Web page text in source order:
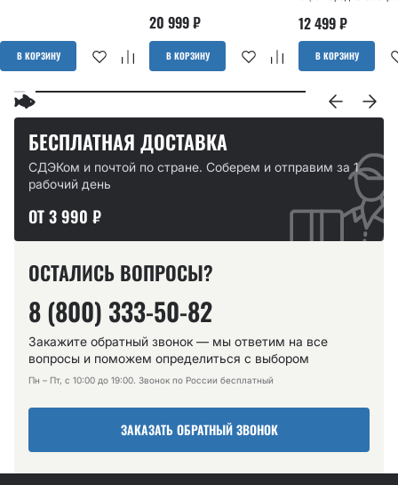
В КОРЗИНУ
20 999₽
В КОРЗИНУ
12 499₽
В КОРЗИНУ
БЕСПЛАТНАЯ ДОСТАВКА
СДЭКом и почтой по стране. Соберем и отправим за 1
рабочий день
ОТ 3 990 ₽
ОСТАЛИСЬ ВОПРОСЫ?
8 (800) 333-50-82
Закажите обратный звонок — мы ответим на все
вопросы и поможем определиться с выбором
Пн – Пт, с 10:00 до 19:00. Звонок по России бесплатный
ЗАКАЗАТЬ ОБРАТНЫЙ ЗВОНОК